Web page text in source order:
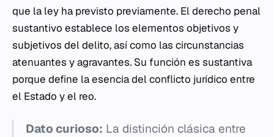
que la ley ha previsto previamente. El derecho penal
sustantivo establece los elementos objetivos y
subjetivos del delito, así como las circunstancias
atenuantes y agravantes. Su función es sustantiva
porque define la esencia del conflicto jurídico entre
el Estado y el reo.
Dato curioso: La distinción clásica entre